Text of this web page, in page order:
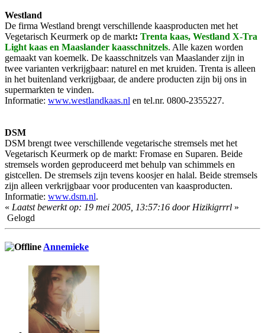
Westland
De firma Westland brengt verschillende kaasproducten met het
Vegetarisch Keurmerk op de markt: Trenta kaas, Westland X-Tra
Light kaas en Maaslander kaasschnitzels. Alle kazen worden
gemaakt van koemelk. De kaasschnitzels van Maaslander zijn in
twee varianten verkrijgbaar: naturel en met kruiden. Trenta is alleen
in het buitenland verkrijgbaar, de andere producten zijn bij ons in
supermarkten te vinden.
Informatie: www.westlandkaas.nl en tel.nr. 0800-2355227.
DSM
DSM brengt twee verschillende vegetarische stremsels met het
Vegetarisch Keurmerk op de markt: Fromase en Suparen. Beide
stremsels worden geproduceerd met behulp van schimmels en
gistcellen. De stremsels zijn tevens koosjer en halal. Beide stremsels
zijn alleen verkrijgbaar voor producenten van kaasproducten.
Informatie: www.dsm.nl.
« Laatst bewerkt op: 19 mei 2005, 13:57:16 door Hizikigrrrl »
Gelogd
Annemieke